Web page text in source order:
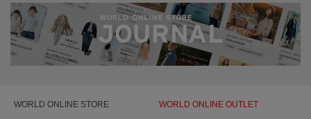
WORLD ONLINE STORE WORLD ONLINE OUTLET